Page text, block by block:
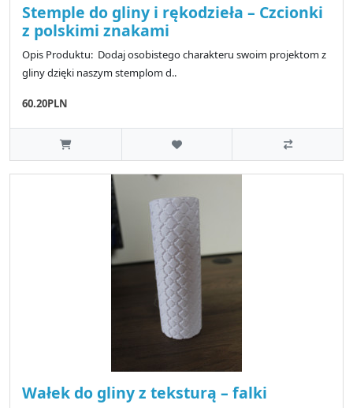
Stemple do gliny i rękodzieła – Czcionki
z polskimi znakami
Opis Produktu: Dodaj osobistego charakteru swoim projektom z
gliny dzięki naszym stemplom d..
60.20PLN
Wałek do gliny z teksturą – falki